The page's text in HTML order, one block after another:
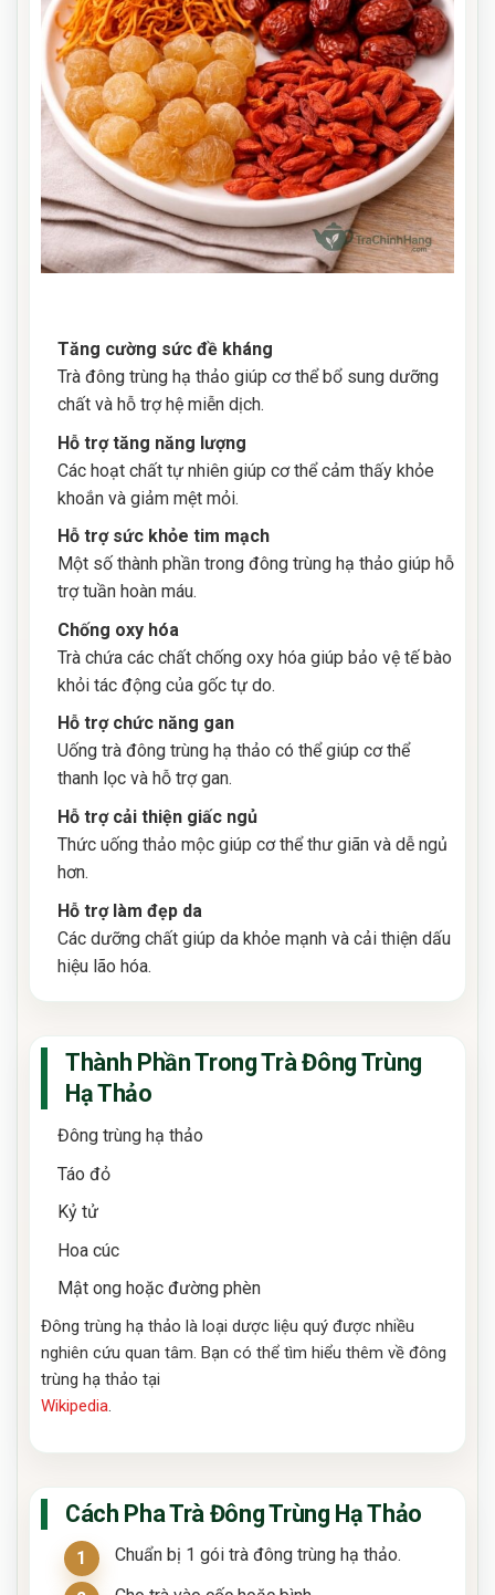
Tăng cường sức đề kháng
Trà đông trùng hạ thảo giúp cơ thể bổ sung dưỡng
chất và hỗ trợ hệ miễn dịch.
Hỗ trợ tăng năng lượng
Các hoạt chất tự nhiên giúp cơ thể cảm thấy khỏe
khoắn và giảm mệt mỏi.
Hỗ trợ sức khỏe tim mạch
Một số thành phần trong đông trùng hạ thảo giúp hỗ
trợ tuần hoàn máu.
Chống oxy hóa
Trà chứa các chất chống oxy hóa giúp bảo vệ tế bào
khỏi tác động của gốc tự do.
Hỗ trợ chức năng gan
Uống trà đông trùng hạ thảo có thể giúp cơ thể
thanh lọc và hỗ trợ gan.
Hỗ trợ cải thiện giấc ngủ
Thức uống thảo mộc giúp cơ thể thư giãn và dễ ngủ
hơn.
Hỗ trợ làm đẹp da
Các dưỡng chất giúp da khỏe mạnh và cải thiện dấu
hiệu lão hóa.
Thành Phần Trong Trà Đông Trùng
Hạ Thảo
Đông trùng hạ thảo
Táo đỏ
Kỷ tử
Hoa cúc
Mật ong hoặc đường phèn
Đông trùng hạ thảo là loại dược liệu quý được nhiều
nghiên cứu quan tâm. Bạn có thể tìm hiểu thêm về đông
trùng hạ thảo tại
Wikipedia.
Cách Pha Trà Đông Trùng Hạ Thảo
Chuẩn bị 1 gói trà đông trùng hạ thảo.